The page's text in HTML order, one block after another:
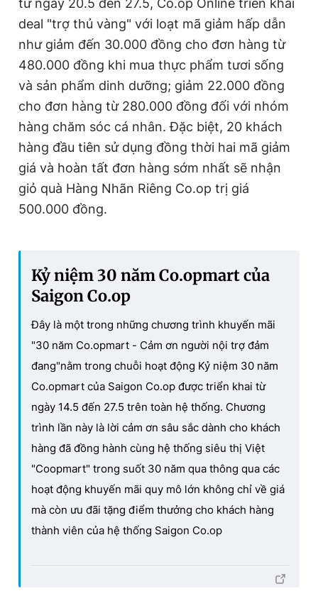
từ ngày 20.5 đến 27.5, Co.op Online triển khai
deal "trợ thủ vàng" với loạt mã giảm hấp dẫn
như giảm đến 30.000 đồng cho đơn hàng từ
480.000 đồng khi mua thực phẩm tươi sống
và sản phẩm dinh dưỡng; giảm 22.000 đồng
cho đơn hàng từ 280.000 đồng đối với nhóm
hàng chăm sóc cá nhân. Đặc biệt, 20 khách
hàng đầu tiên sử dụng đồng thời hai mã giảm
giá và hoàn tất đơn hàng sớm nhất sẽ nhận
giỏ quà Hàng Nhãn Riêng Co.op trị giá
500.000 đồng.
Kỷ niệm 30 năm Co.opmart của
Saigon Co.op
Đây là một trong những chương trình khuyến mãi
"30 năm Co.opmart - Cảm ơn người nội trợ đảm
đang"nằm trong chuỗi hoạt động Kỷ niệm 30 năm
Co.opmart của Saigon Co.op được triển khai từ
ngày 14.5 đến 27.5 trên toàn hệ thống. Chương
trình lần này là lời cảm ơn sâu sắc dành cho khách
hàng đã đồng hành cùng hệ thống siêu thị Việt
"Coopmart" trong suốt 30 năm qua thông qua các
hoạt động khuyến mãi quy mô lớn không chỉ về giá
mà còn ưu đãi tặng điểm thưởng cho khách hàng
thành viên của hệ thống Saigon Co.op